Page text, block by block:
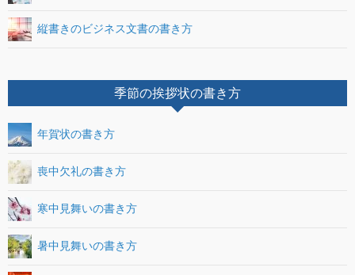
縦書きのビジネス文書の書き方
季節の挨拶状の書き方
年賀状の書き方
喪中欠礼の書き方
寒中見舞いの書き方
暑中見舞いの書き方